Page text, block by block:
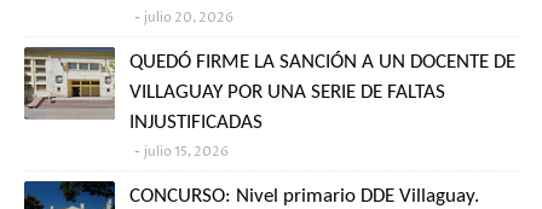
julio 20, 2026
QUEDÓ FIRME LA SANCIÓN A UN DOCENTE DE
VILLAGUAY POR UNA SERIE DE FALTAS
INJUSTIFICADAS
julio 15, 2026
CONCURSO: Nivel primario DDE Villaguay.